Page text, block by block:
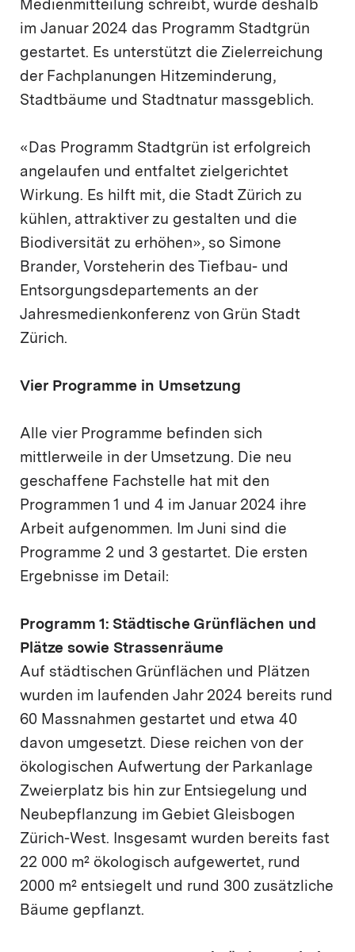
Medienmitteilung schreibt, wurde deshalb
im Januar 2024 das Programm Stadtgrün
gestartet. Es unterstützt die Zielerreichung
der Fachplanungen Hitzeminderung,
Stadtbäume und Stadtnatur massgeblich.
«Das Programm Stadtgrün ist erfolgreich
angelaufen und entfaltet zielgerichtet
Wirkung. Es hilft mit, die Stadt Zürich zu
kühlen, attraktiver zu gestalten und die
Biodiversität zu erhöhen», so Simone
Brander, Vorsteherin des Tiefbau- und
Entsorgungsdepartements an der
Jahresmedienkonferenz von Grün Stadt
Zürich.
Vier Programme in Umsetzung
Alle vier Programme befinden sich
mittlerweile in der Umsetzung. Die neu
geschaffene Fachstelle hat mit den
Programmen 1 und 4 im Januar 2024 ihre
Arbeit aufgenommen. Im Juni sind die
Programme 2 und 3 gestartet. Die ersten
Ergebnisse im Detail:
Programm 1: Städtische Grünflächen und
Plätze sowie Strassenräume
Auf städtischen Grünflächen und Plätzen
wurden im laufenden Jahr 2024 bereits rund
60 Massnahmen gestartet und etwa 40
davon umgesetzt. Diese reichen von der
ökologischen Aufwertung der Parkanlage
Zweierplatz bis hin zur Entsiegelung und
Neubepflanzung im Gebiet Gleisbogen
Zürich-West. Insgesamt wurden bereits fast
22 000 m² ökologisch aufgewertet, rund
2000 m² entsiegelt und rund 300 zusätzliche
Bäume gepflanzt.